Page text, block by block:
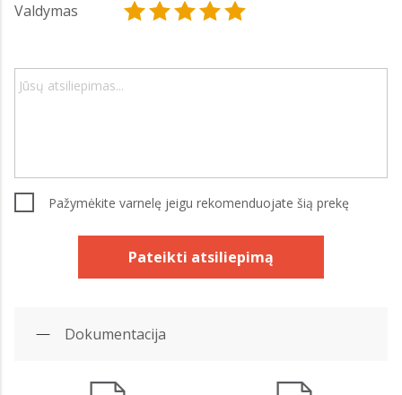
Valdymas
Pažymėkite varnelę jeigu rekomenduojate šią prekę
Pateikti atsiliepimą
Dokumentacija